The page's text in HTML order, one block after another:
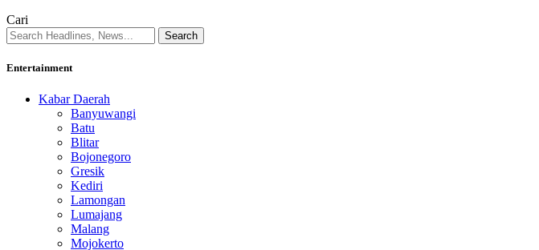
Cari
Entertainment
Kabar Daerah
Banyuwangi
Batu
Blitar
Bojonegoro
Gresik
Kediri
Lamongan
Lumajang
Malang
Mojokerto